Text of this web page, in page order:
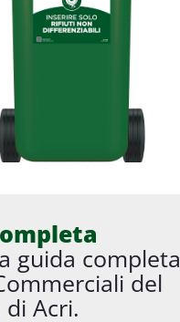
guida completa
del
Acri.